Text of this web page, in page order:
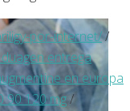
por-internet//
entrega
en europa
90 120 mg/